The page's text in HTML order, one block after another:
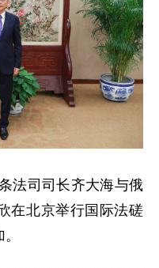
法司司长齐大海与俄
在北京举行国际法磋